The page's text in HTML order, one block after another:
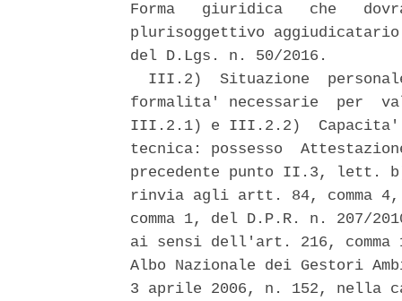
Forma   giuridica   che
plurisoggettivo
del D.Lgs. n. 50/2016.
III.2)  Situazione
formalita' necessarie  per
III.2.1) e III.2.2)  Capacita'
tecnica: possesso
precedente punto II.3,
rinvia agli artt. 84, comma
comma 1, del D.P.R. n. 207/
ai sensi dell'art. 216,
Albo Nazionale dei Gestori
3 aprile 2006, n. 152, nella